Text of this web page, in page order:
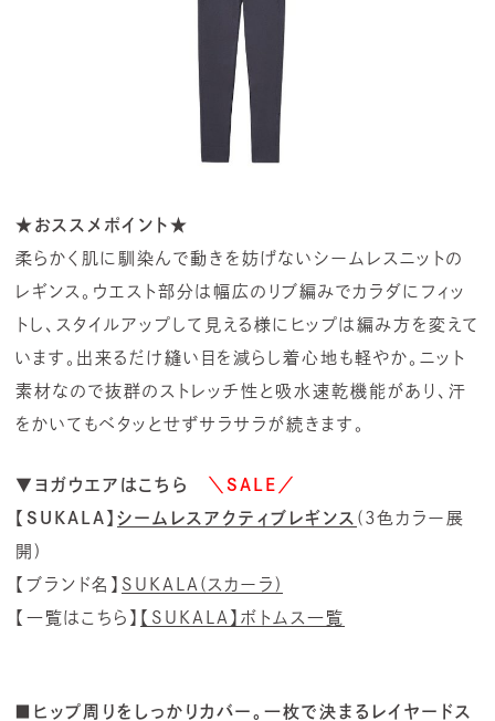
★おススメポイント★
柔らかく肌に馴染んで動きを妨げないシームレスニットの
レギンス。ウエスト部分は幅広のリブ編みでカラダにフィッ
トし、スタイルアップして見える様にヒップは編み方を変えて
います。出来るだけ縫い目を減らし着心地も軽やか。ニット
素材なので抜群のストレッチ性と吸水速乾機能があり、汗
をかいてもベタッとせずサラサラが続きます。
▼ヨガウエアはこちら
＼SALE／
【SUKALA】 シームレスアクティブレギンス (3色カラー展
開)
【ブランド名】 SUKALA(スカーラ)
【一覧はこちら】 【SUKALA】ボトムス一覧
■ヒップ周りをしっかりカバー。一枚で決まるレイヤードス